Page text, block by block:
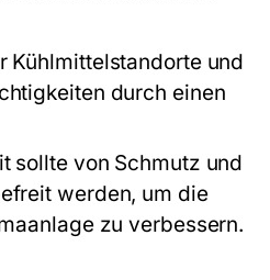
Kühlmittelstandorte und
durch einen
sollte von Schmutz und
werden, um die
zu verbessern.